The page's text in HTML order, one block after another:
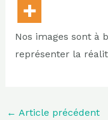
Nos images sont à
représenter la
← Article précédent